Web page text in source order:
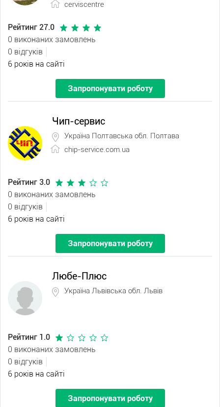
cerviscentre
Рейтинг 27.0
0 виконаних замовлень
0 відгуків
6 років на сайті
Запропонувати роботу
Чип-сервис
Україна Полтавська обл. Полтава
chip-service.com.ua
Рейтинг 3.0
0 виконаних замовлень
0 відгуків
6 років на сайті
Запропонувати роботу
Любе-Плюс
Україна Львівська обл. Львів
Рейтинг 1.0
0 виконаних замовлень
0 відгуків
6 років на сайті
Запропонувати роботу